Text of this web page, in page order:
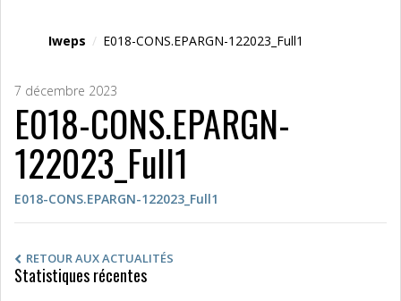
Iweps / E018-CONS.EPARGN-122023_Full1
7 décembre 2023
E018-CONS.EPARGN-
122023_Full1
E018-CONS.EPARGN-122023_Full1
RETOUR AUX ACTUALITÉS
Statistiques récentes